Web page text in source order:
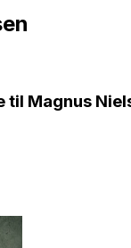
til Magnus